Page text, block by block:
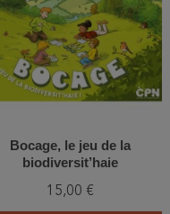
Bocage, le jeu de la
biodiversit’haie
15,00 €